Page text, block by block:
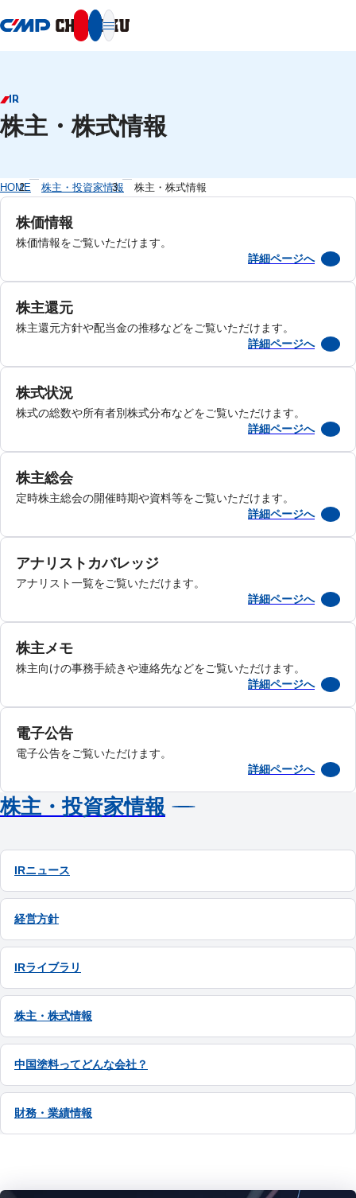
IR
株主・株式情報
HOME 株主・投資家情報 株主・株式情報
株価情報
株価情報をご覧いただけます。
詳細ページへ
株主還元
株主還元方針や配当金の推移などをご覧いただけます。
詳細ページへ
株式状況
株式の総数や所有者別株式分布などをご覧いただけます。
詳細ページへ
株主総会
定時株主総会の開催時期や資料等をご覧いただけます。
詳細ページへ
アナリストカバレッジ
アナリスト一覧をご覧いただけます。
詳細ページへ
株主メモ
株主向けの事務手続きや連絡先などをご覧いただけます。
詳細ページへ
電子公告
電子公告をご覧いただけます。
詳細ページへ
株主・投資家情報
IRニュース
経営方針
IRライブラリ
株主・株式情報
中国塗料ってどんな会社？
財務・業績情報